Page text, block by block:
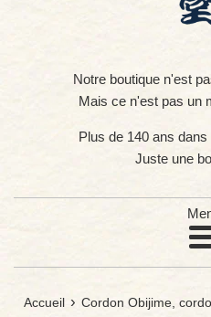
Notre boutique n'est
Mais ce n'est pas un
Plus de 140 ans
Juste une
Accueil › Cordon Obijime,